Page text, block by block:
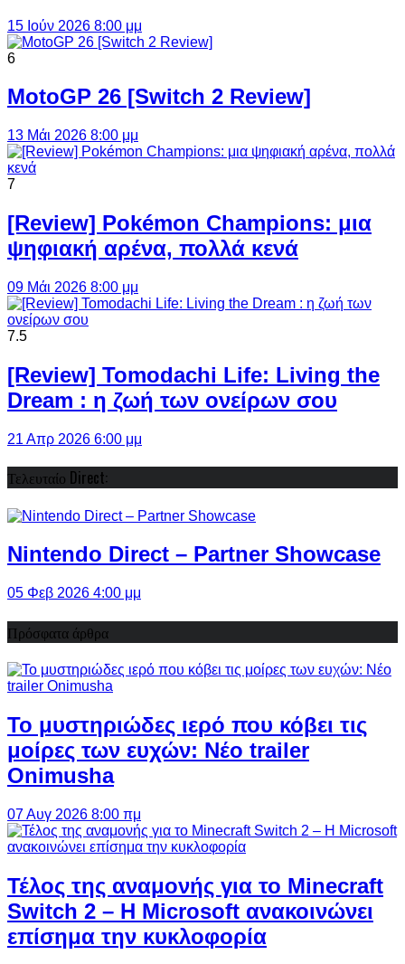
15 Ιούν 2026 8:00 μμ
6
MotoGP 26 [Switch 2 Review]
13 Μάι 2026 8:00 μμ
7
[Review] Pokémon Champions: μια
ψηφιακή αρένα, πολλά κενά
09 Μάι 2026 8:00 μμ
7.5
[Review] Tomodachi Life: Living the
Dream : η ζωή των ονείρων σου
21 Απρ 2026 6:00 μμ
Τελευταίο Direct:
Nintendo Direct – Partner Showcase
05 Φεβ 2026 4:00 μμ
Πρόσφατα άρθρα
Το μυστηριώδες ιερό που κόβει τις
μοίρες των ευχών: Νέο trailer
Onimusha
07 Αυγ 2026 8:00 πμ
Τέλος της αναμονής για το Minecraft
Switch 2 – Η Microsoft ανακοινώνει
επίσημα την κυκλοφορία